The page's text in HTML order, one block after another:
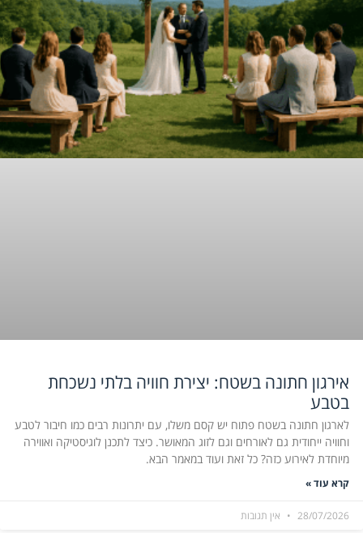
אירגון חתונה בשטח: יצירת חוויה בלתי נשכחת
בטבע
לארגון חתונה בשטח פתוח יש קסם משלו, עם יתרונות רבים כמו חיבור לטבע
וחוויה ייחודית גם לאורחים וגם לזוג המאושר. כיצד לתכנן לוגיסטיקה ואווירה
מיוחדת לאירוע כזה? כל זאת ועוד במאמר הבא.
קרא עוד »
28/07/2026 אין תגובות